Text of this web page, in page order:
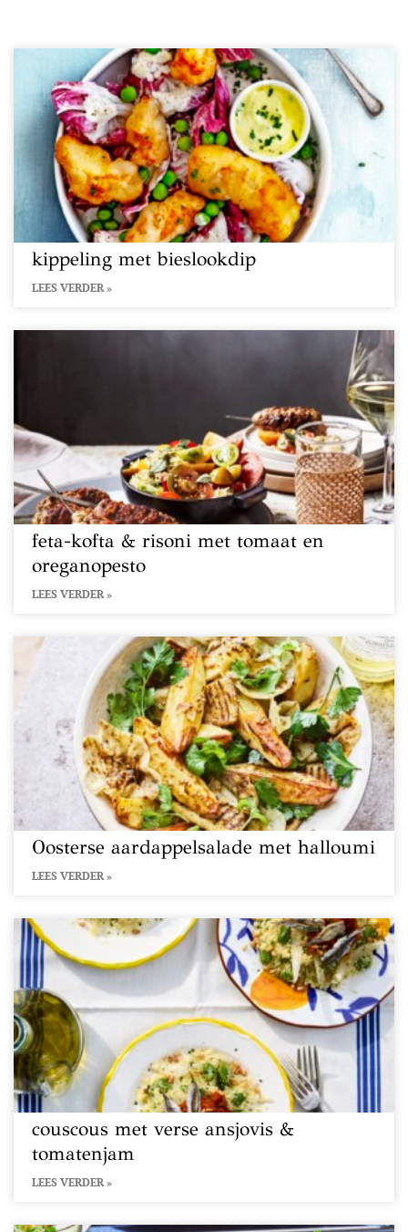
kippeling met bieslookdip
LEES VERDER »
feta-kofta & risoni met tomaat en
oreganopesto
LEES VERDER »
Oosterse aardappelsalade met halloumi
LEES VERDER »
couscous met verse ansjovis &
tomatenjam
LEES VERDER »